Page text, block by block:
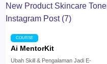
COURSE
Ai MentorKit
Ubah Skill & Pengalaman Jadi E-